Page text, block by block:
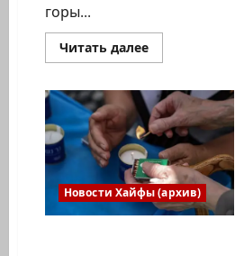
горы...
Читать далееПрочитать
больше
просвещения
почтит
в
среду,
8
мая,
память
23
741
павшего
Новости Хайфы (архив)